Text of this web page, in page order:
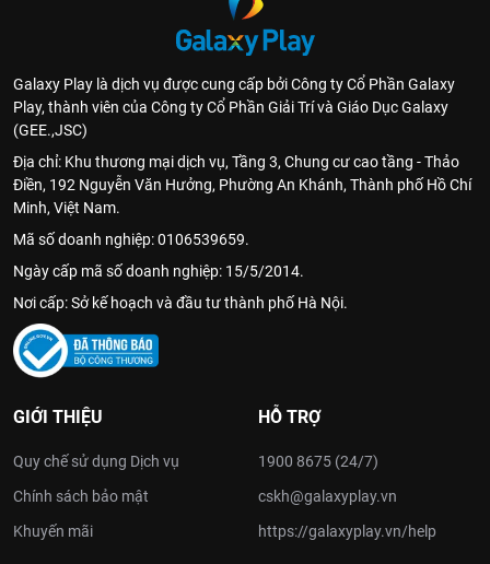
Galaxy Play là dịch vụ được cung cấp bởi Công ty Cổ Phần Galaxy
Play, thành viên của Công ty Cổ Phần Giải Trí và Giáo Dục Galaxy
(GEE.,JSC)
Địa chỉ: Khu thương mại dịch vụ, Tầng 3, Chung cư cao tầng - Thảo
Điền, 192 Nguyễn Văn Hưởng, Phường An Khánh, Thành phố Hồ Chí
Minh, Việt Nam.
Mã số doanh nghiệp: 0106539659.
Ngày cấp mã số doanh nghiệp: 15/5/2014.
Nơi cấp: Sở kế hoạch và đầu tư thành phố Hà Nội.
GIỚI THIỆU
Quy chế sử dụng Dịch vụ
Chính sách bảo mật
Khuyến mãi
HỖ TRỢ
1900 8675 (24/7)
cskh@galaxyplay.vn
https://galaxyplay.vn/help